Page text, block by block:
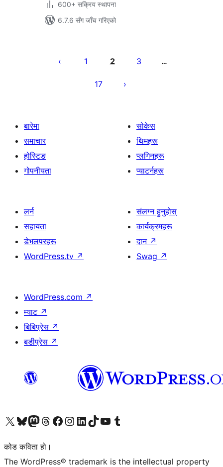
600+ सक्रिय स्थापना
6.7.6 सँग जाँच गरिएको
पृष्ठाङ्कन1 2 3 …
17
बारेमा
समाचार
होस्टिङ
गोपनीयता
सोकेस
थिमहरू
प्लगिनहरू
प्याटर्नहरू
लर्न
सहायता
डेभलपरहरू
WordPress.tv ↗
संलग्न हुनुहोस्
कार्यक्रमहरू
दान ↗
Swag ↗
WordPress.com ↗
म्याट ↗
बिबिप्रेस ↗
बडीप्रेस ↗
हाम्रो X (पहिले ट्विटर) खातामा जानुहोस्
हाम्रो Bluesky खाता भ्रमण गर्नुहोस्
हाम्रो म्यास्टोडन खाता भ्रमण गर्नुहोस्
हाम्रो थ्रेड्स खातामा जानुहोस्
हाम्रो फेसबुक पेजमा जानुहोस्
हाम्रो इन्स्टाग्राम खातामा जानुहोस्
हाम्रो लिङ्क्डइन खातामा जानुहोस्
हाम्रो TikTok खाता भ्रमण गर्नुहोस्
हाम्रो युट्युब च्यानलमा जानुहोस्
हाम्रो टम्बलर खाता भ्रमण गर्नुहोस्
कोड कविता हो।
The WordPress® trademark is the intellectual property